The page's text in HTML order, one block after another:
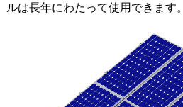
ルは長年にわたって使用できます。